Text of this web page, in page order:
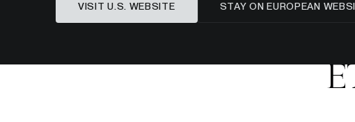
VISIT U.S. WEBSITE STAY ON EUROPEAN